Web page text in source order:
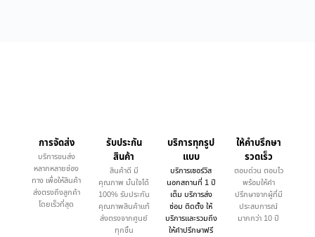
การจัดส่ง
บริการขนส่ง
หลากหลายช่อง
ทาง เพื่อให้สินค้า
ส่งตรงถึงลูกค้า
โดยเร็วที่สุด
รับประกัน
สินค้า
สินค้าดี มี
คุณภาพ มั่นใจได้
100% รับประกัน
คุณภาพสินค้าแท้
ส่งตรงจากศูนย์
ทุกชิ้น
บริการทุกรูป
แบบ
บริการเซอร์วิส
นอกสถานที่ 1 ปี
เต็ม บริการส่ง
ซ่อม ติดตั้ง ให้
บริการและรวมถึง
ให้คำปรึกษาฟรี
ให้คำบรึกษา
รวดเร็ว
ตอบด่วน ตอบไว
พร้อมให้คำ
ปรึกษาจากผู้ที่มี
ประสบการณ์
มากกว่า 10 ปี